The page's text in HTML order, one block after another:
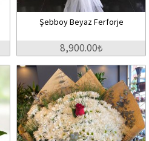
Şebboy Beyaz Ferforje
8,900.00₺